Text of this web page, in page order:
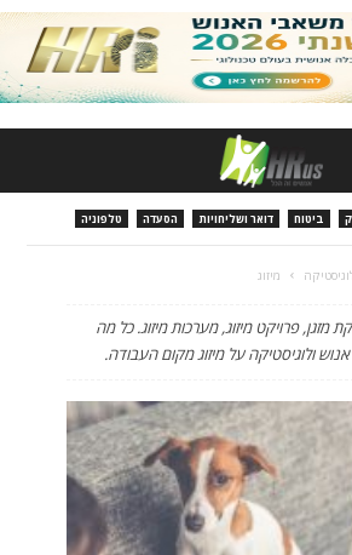
ביטוח דואר ושליחויות הסעדה טלפוניה
מיזוג
מזגן, פרויקט מיזוג, מערכות מיזוג. כל מה
ולוגיסטיקה על מיזוג מקום העבודה.